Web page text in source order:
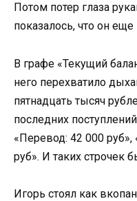
Потом потер глаза
показалось, что он еще
В графе «Текущий
него перехватило
пятнадцать тысяч
последних
«Перевод: 42 000 руб»,
руб». И таких строчек
Игорь стоял как